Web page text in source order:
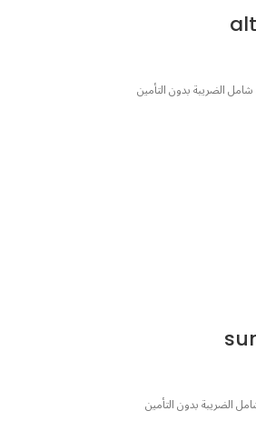
شامل الضريبة بدون التأمين
الضريبة بدون التأمين